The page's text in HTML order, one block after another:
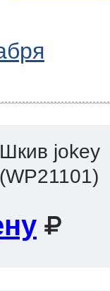
Шкив jokey
(WP21101)